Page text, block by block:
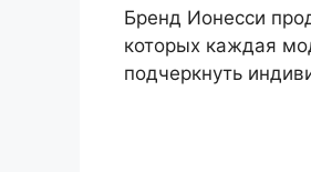
Бренд Ионесси
которых каждая
подчеркнуть